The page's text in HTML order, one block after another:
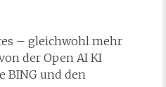
– gleichwohl mehr
der Open AI KI
BING und den